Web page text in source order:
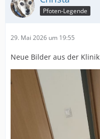
Pfoten-Legende
29. Mai 2026 um 19:55
Neue Bilder aus der Klinik